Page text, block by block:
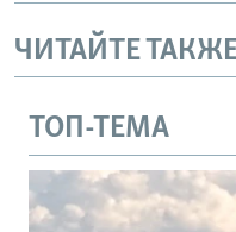
ЧИТАЙТЕ
ТОП-ТЕМА